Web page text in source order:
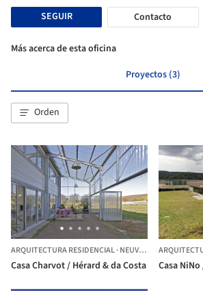
SEGUIR
Contacto
Más acerca de esta oficina
Proyectos (3)
Orden
ARQUITECTURA RESIDENCIAL·NEUVILLE-SUR-SEINE,
Casa Charvot / Hérard & da Costa Casa